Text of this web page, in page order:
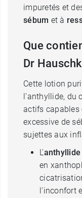
impuretés et
sébum et à
Que
Dr
Cette lotion
l'anthyllide, du
actifs capables
excessive de
sujettes aux
L'anthyllide
en
l'inconfort